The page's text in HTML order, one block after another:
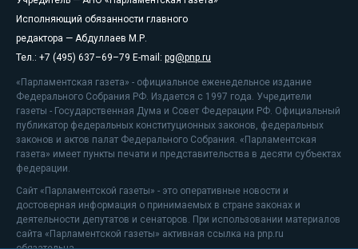
Исполняющий обязанности главного
редактора — Абдуллаев М.Р.
Тел.: +7 (495) 637–69–79 E-mail: pg@pnp.ru
«Парламентская газета» - официальное еженедельное издание
Федерального Собрания РФ. Издается с 1997 года. Учредители
газеты - Государственная Дума и Совет Федерации РФ. Официальный
публикатор федеральных конституционных законов, федеральных
законов и актов палат Федерального Собрания. «Парламентская
газета» имеет пункты печати и представительства в десяти субъектах
федерации.
Сайт «Парламентской газеты» - это оперативные новости и
достоверная информация о принимаемых в стране законах и
деятельности депутатов и сенаторов. При использовании материалов
сайта «Парламентской газеты» активная ссылка на pnp.ru